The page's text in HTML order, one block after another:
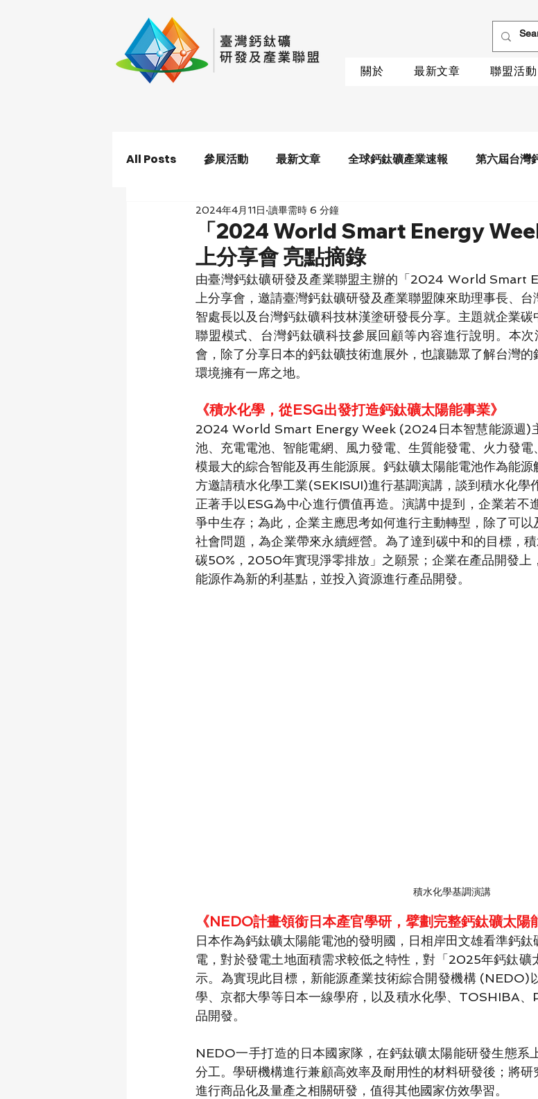
關於 最新文章 聯盟活動
All Posts 參展活動 最新文章 全球鈣鈦礦產業速報 第六屆台灣
「2024 World Smart Energy
上分享會 亮點摘錄
2024年4月11日 讀畢需時 6 分鐘
由臺灣鈣鈦礦研發及產業聯盟主辦的「2024 World Smart
上分享會，邀請臺灣鈣鈦礦研發及產業聯盟陳來助理事長、
智處長以及台灣鈣鈦礦科技林漢塗研發長分享。主題就企業
聯盟模式、台灣鈣鈦礦科技參展回顧等內容進行說明。本
會，除了分享日本的鈣鈦礦技術進展外，也讓聽眾了解台灣
環境擁有一席之地。
《積水化學，從ESG出發打造鈣鈦礦太陽能事業》
2024 World Smart Energy Week (2024日本智慧能源週)
池、充電電池、智能電網、風力發電、生質能發電、火力發
模最大的綜合智能及再生能源展。鈣鈦礦太陽能電池作為能
方邀請積水化學工業(SEKISUI)進行基調演講，談到積水化學
正著手以ESG為中心進行價值再造。演講中提到，企業若不
爭中生存；為此，企業主應思考如何進行主動轉型，除了可
社會問題，為企業帶來永續經營。為了達到碳中和的目標，
碳50%，2050年實現淨零排放」之願景；企業在產品開發上
能源作為新的利基點，並投入資源進行產品開發。
積水化學基調演講
《NEDO計畫領銜日本產官學研，擘劃完整鈣鈦礦太陽
日本作為鈣鈦礦太陽能電池的發明國，日相岸田文雄看準鈣
電，對於發電土地面積需求較低之特性，對「2025年鈣鈦礦
示。為實現此目標，新能源產業技術綜合開發機構 (NEDO)
學、京都大學等日本一線學府，以及積水化學、TOSHIBA
品開發。
NEDO一手打造的日本國家隊，在鈣鈦礦太陽能研發生態系
分工。學研機構進行兼顧高效率及耐用性的材料研發後；將
進行商品化及量產之相關研發，值得其他國家仿效學習。